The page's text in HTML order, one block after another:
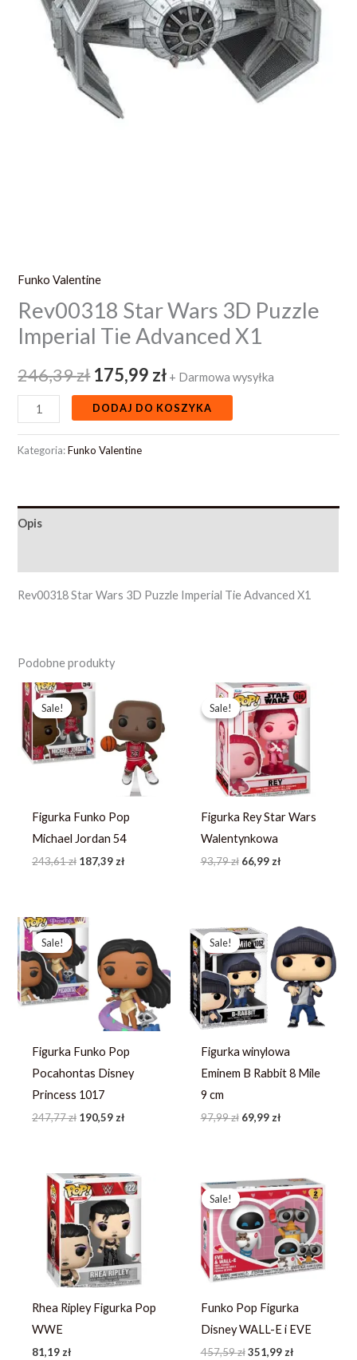
Funko Valentine
Rev00318 Star Wars 3D Puzzle
Imperial Tie Advanced X1
246,39zł 175,99 zł + Darmowa wysyłka
DODAJ DO KOSZYKA
Kategoria:Funko Valentine
Opis
Rev00318 Star Wars 3D Puzzle Imperial Tie Advanced X1
Podobne produkty
Sale!
Sale!
Figurka Funko Pop
Michael Jordan 54
243,61zł
Pierwotna
cena
wynosiła:
243,61 zł.
187,39 zł
cena
wynosi:
187,39 zł.
Sale!
Sale!
Figurka Rey Star Wars
Walentynkowa
93,79zł
Pierwotna
cena
wynosiła:
93,79 zł.
66,99 zł
Aktualna
cena
wynosi:
66,99 zł.
Sale!
Sale!
Figurka Funko Pop
Pocahontas Disney
Princess 1017
247,77zł
Pierwotna
wynosiła:
247,77 zł.
190,59zł
cena
wynosi:
190,59 zł.
Sale!
Sale!
Figurka winylowa
Eminem B Rabbit 8 Mile
9 cm
97,99zł
cena
wynosiła:
97,99 zł.
69,99zł
cena
wynosi:
69,99 zł.
Rhea Ripley Figurka Pop
WWE
81,19zł
Sale!
Sale!
Funko Pop Figurka
Disney WALL-E i EVE
457,59zł
Pierwotna
cena
wynosiła:
457,59 zł.
351,99zł
Aktualna
cena
wynosi:
351,99 zł.